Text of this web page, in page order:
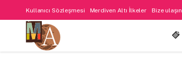
Kullanıcı Sözleşmesi Merdiven Altı İlkeler Bize ulaşın